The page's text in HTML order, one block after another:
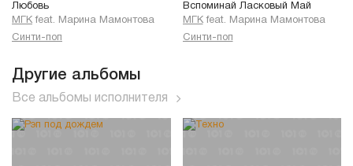
Любовь
МГК feat. Марина Мамонтова
Синти-поп
Вспоминай Ласковый Май
МГК feat. Марина Мамонтова
Синти-поп
Другие альбомы
Все альбомы исполнителя